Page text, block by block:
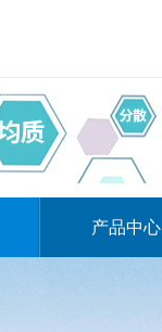
产品中心